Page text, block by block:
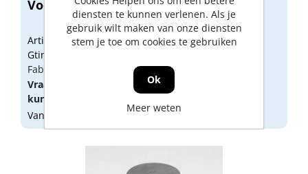
Voegafdichtingsprofiel 45 mm
Artikelnummer: 1508370
Gtin: 8712058014534
Fabrikant artikel nummer: voegb45
Vraag een
aan oflog in
kunnen zien.
Vandaag besteld, morgen geleverd
diensten te kunnen verlenen. Als je
gebruik wilt maken van onze diensten
stem je toe om cookies te gebruiken
Ok
Meer weten